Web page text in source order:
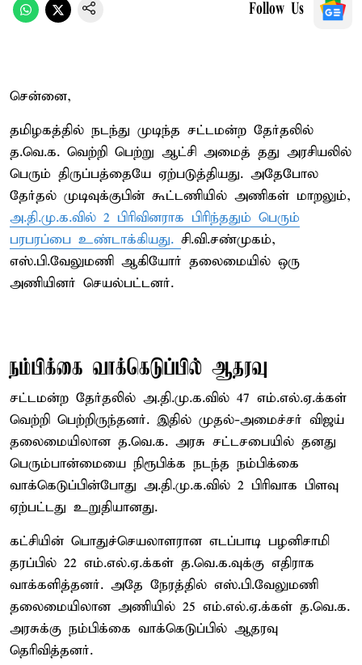
Follow Us
சென்னை,
தமிழகத்தில் நடந்து முடிந்த சட்டமன்ற தேர்தலில்
த.வெ.க. வெற்றி பெற்று ஆட்சி அமைத் தது அரசியலில்
பெரும் திருப்பத்தையே ஏற்படுத்தியது. அதேபோல
தேர்தல் முடிவுக்குபின் கூட்டணியில் அணிகள் மாறலும்,
அ.தி.மு.க.வில் 2 பிரிவினராக பிரிந்ததும் பெரும்
பரபரப்பை உண்டாக்கியது. சி.வி.சண்முகம்,
எஸ்.பி.வேலுமணி ஆகியோர் தலைமையில் ஒரு
அணியினர் செயல்பட்டனர்.
நம்பிக்கை வாக்கெடுப்பில் ஆதரவு
சட்டமன்ற தேர்தலில் அ.தி.மு.க.வில் 47 எம்.எல்.ஏ.க்கள்
வெற்றி பெற்றிருந்தனர். இதில் முதல்-அமைச்சர் விஜய்
தலைமையிலான த.வெ.க. அரசு சட்டசபையில் தனது
பெரும்பான்மையை நிரூபிக்க நடந்த நம்பிக்கை
வாக்கெடுப்பின்போது அ.தி.மு.க.வில் 2 பிரிவாக பிளவு
ஏற்பட்டது உறுதியானது.
கட்சியின் பொதுச்செயலாளரான எடப்பாடி பழனிசாமி
தரப்பில் 22 எம்.எல்.ஏ.க்கள் த.வெ.க.வுக்கு எதிராக
வாக்களித்தனர். அதே நேரத்தில் எஸ்.பி.வேலுமணி
தலைமையிலான அணியில் 25 எம்.எல்.ஏ.க்கள் த.வெ.க.
அரசுக்கு நம்பிக்கை வாக்கெடுப்பில் ஆதரவு
தெரிவித்தனர்.